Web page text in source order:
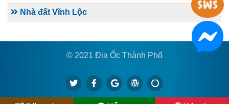
Nhà đất Vĩnh Lộc
© 2021 Địa Ốc Thành Phố